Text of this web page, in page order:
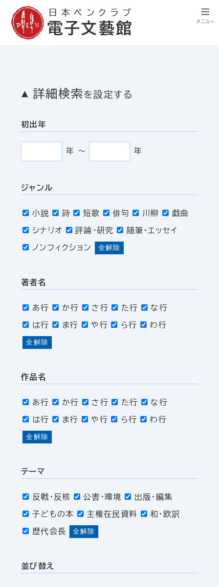
日本ペンクラブ
電子文藝館
詳細検索 を設定する
初出年
年 〜 年
ジャンル
小説 詩 短歌 俳句 川柳 戯曲
シナリオ 評論・研究 随筆・エッセイ
ノンフィクション 全解除
著者名
あ行 か行 さ行 た行 な行
は行 ま行 や行 ら行 わ行
全解除
作品名
あ行 か行 さ行 た行 な行
は行 ま行 や行 ら行 わ行
全解除
テーマ
反戦・反核 公害・環境 出版・編集
子どもの本 主権在民資料 和・欧訳
歴代会長 全解除
並び替え
メニュー